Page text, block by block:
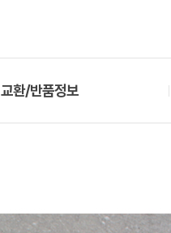
교환/반품정보